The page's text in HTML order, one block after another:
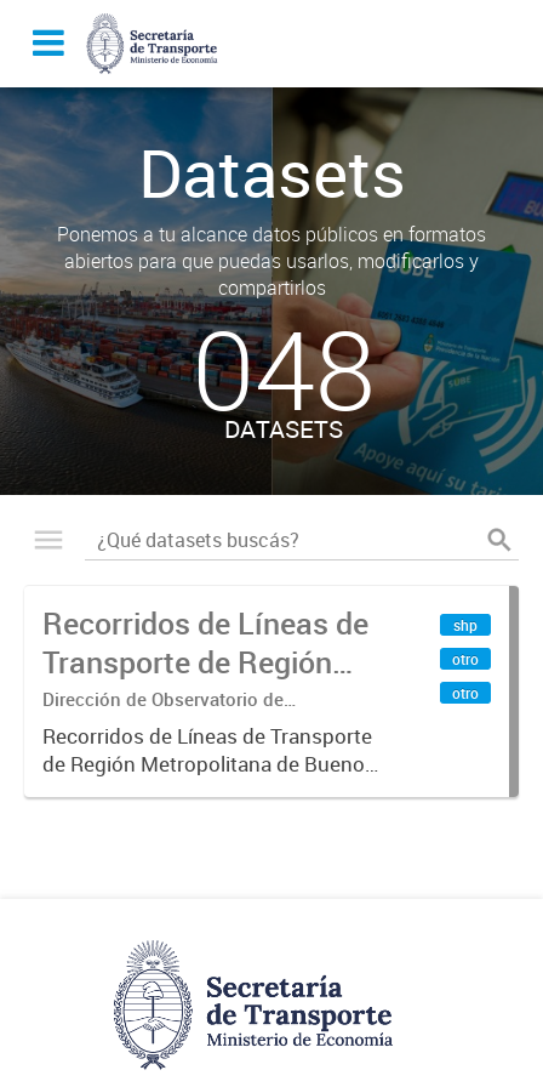
Datasets
Ponemos a tu alcance datos públicos en formatos
abiertos para que puedas usarlos, modificarlos y
compartirlos
048
DATASETS
Recorridos de Líneas de
Transporte de Región
Metropolitana de
Buenos Aires (RMBA)
Dirección de Observatorio de
Transporte, Estudio y Sistemas
Recorridos de Líneas de Transporte
de Región Metropolitana de Buenos
Aires (RMBA).-
shp
otro
otro